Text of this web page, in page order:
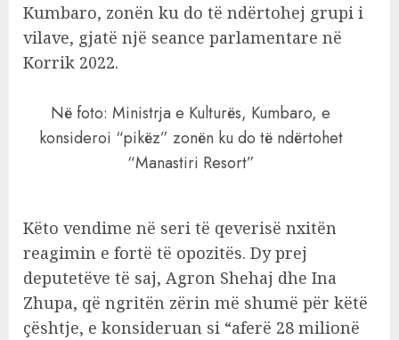
Kumbaro, zonën ku do të ndërtohej grupi i
vilave, gjatë një seance parlamentare në
Korrik 2022.
Në foto: Ministrja e Kulturës, Kumbaro, e
konsideroi “pikëz” zonën ku do të ndërtohet
“Manastiri Resort”
Këto vendime në seri të qeverisë nxitën
reagimin e fortë të opozitës. Dy prej
deputetëve të saj, Agron Shehaj dhe Ina
Zhupa, që ngritën zërin më shumë për këtë
çështje, e konsideruan si “aferë 28 milionë